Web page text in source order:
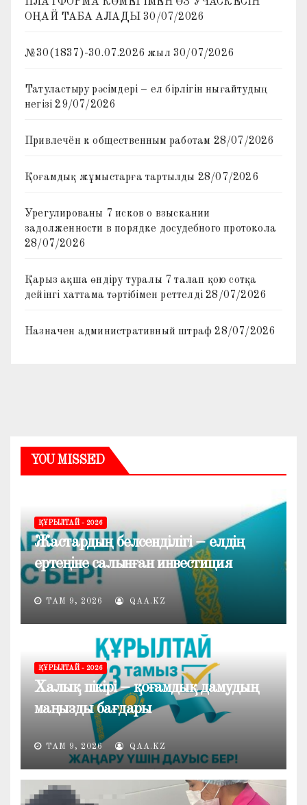
ОҢАЙ ТАБА АЛАДЫ 30/07/2026
№30(1837)-30.07.2026 жыл 30/07/2026
Татуластыру рәсімдері – ел бірлігін нығайтудың
негізі 29/07/2026
Привлечён к общественным работам 28/07/2026
Қоғамдық жұмыстарға тартылды 28/07/2026
Урегулированы 7 исков о взыскании
задолженности в порядке досудебного протокола
28/07/2026
Қарыз ақша өндіру туралы 7 талап қою сотқа
дейінгі хаттама тәртібімен реттелді 28/07/2026
Назначен административный штраф 28/07/2026
YOU MISSED
ҚҰРЫЛТАЙ - 2026
Жастардың белсенділігі – елдің
ертеңіне салынған инвестиция
ТАМ 9, 2026 QAA.KZ
ҚҰРЫЛТАЙ - 2026
Халық пікірі – қоғамдық дамудың
маңызды бағдары
ТАМ 9, 2026 QAA.KZ